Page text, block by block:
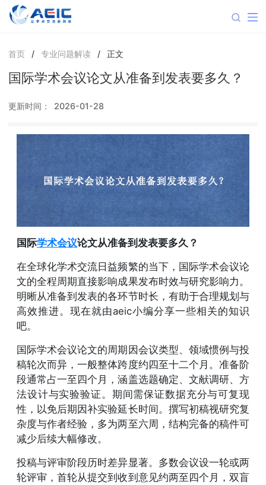
首页 / 专业问题解读 / 正文
国际学术会议论文从准备到发表要多久？
更新时间： 2026-01-28
国际学术会议论文从准备到发表要多久？
在全球化学术交流日益频繁的当下，国际学术会议论
文的全程周期直接影响成果发布时效与研究影响力。
明晰从准备到发表的各环节时长，有助于合理规划与
高效推进。现在就由aeic小编分享一些相关的知识
吧。
国际学术会议论文的周期因会议类型、领域惯例与投
稿轮次而异，一般整体跨度约四至十二个月。准备阶
段通常占一至四个月，涵盖选题确定、文献调研、方
法设计与实验验证。期间需保证数据充分与可复现
性，以免后期因补实验延长时间。撰写初稿视研究复
杂度与作者经验，多为两至六周，结构完备的稿件可
减少后续大幅修改。
投稿与评审阶段历时差异显著。多数会议设一轮或两
轮评审，首轮从提交到收到意见约两至四个月，双盲